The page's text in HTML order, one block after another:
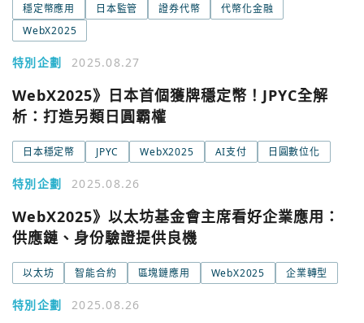
穩定幣應用 日本監管 證券代幣
代幣化金融
WebX2025
特別企劃 2025.08.27
WebX2025》日本首個獲牌穩定幣！JPYC全解
析：打造另類日圓霸權
日本穩定幣 JPYC WebX2025 AI支付 日圓數位化
特別企劃 2025.08.26
WebX2025》以太坊基金會主席看好企業應用：
供應鏈、身份驗證提供良機
以太坊 智能合約 區塊鏈應用 WebX2025 企業轉型
特別企劃 2025.08.26